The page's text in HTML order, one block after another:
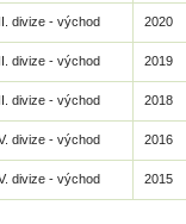
divize - východ 2020
divize - východ 2019
divize - východ 2018
divize - východ 2016
divize - východ 2015